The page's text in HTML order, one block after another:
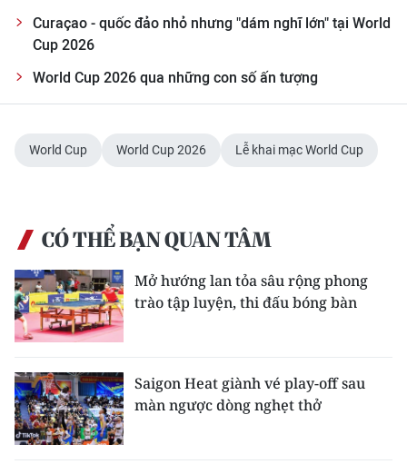
Curaçao - quốc đảo nhỏ nhưng "dám nghĩ lớn" tại World
Cup 2026
World Cup 2026 qua những con số ấn tượng
World Cup World Cup 2026 Lễ khai mạc World Cup
CÓ THỂ BẠN QUAN TÂM
Mở hướng lan tỏa sâu rộng phong
trào tập luyện, thi đấu bóng bàn
Saigon Heat giành vé play-off sau
màn ngược dòng nghẹt thở